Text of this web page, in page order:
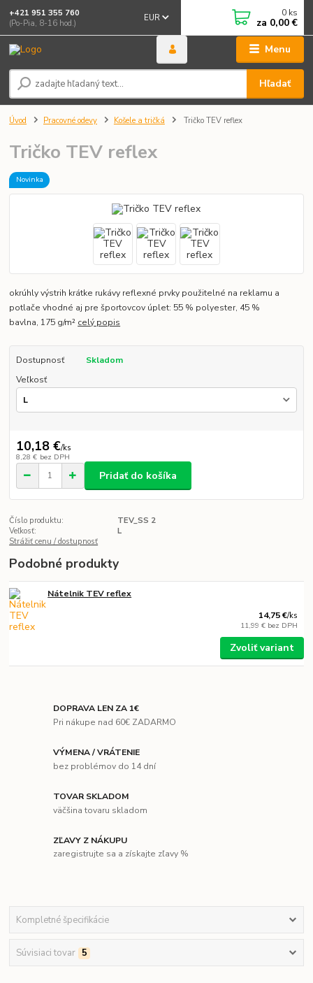
Menu
EUR
Hľadať
+421 951 355 760
(Po-Pia, 8-16 hod.)
0 ks
za 0,00 €
Úvod Pracovné odevy Košele a tričká Tričko TEV reflex
Tričko TEV reflex
Novinka
okrúhly výstrih krátke rukávy reflexné prvky použitelné na reklamu a
potlače vhodné aj pre športovcov úplet: 55 % polyester, 45 %
bavlna, 175 g/m² celý popis
Dostupnosť
Skladom
Veľkosť
10,18 €/ks
8,28 € bez DPH
Pridať do košíka
Číslo produktu:
TEV_SS 2
Veľkosť:
L
Strážiť cenu / dostupnosť
Podobné produkty
Nátelnik TEV reflex
14,75 €/ks
11,99 € bez DPH
Zvoliť variant
DOPRAVA LEN ZA 1€
Pri nákupe nad 60€ ZADARMO
VÝMENA / VRÁTENIE
bez problémov do 14 dní
TOVAR SKLADOM
väčšina tovaru skladom
ZĽAVY Z NÁKUPU
zaregistrujte sa a získajte zľavy %
Kompletné špecifikácie
Súvisiaci tovar 5